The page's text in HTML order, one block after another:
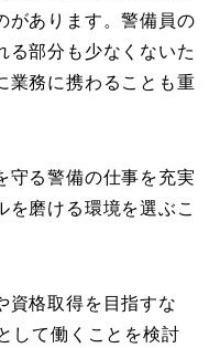
があります。警備員の
る部分も少なくないた
業務に携わることも重
守る警備の仕事を充実
を磨ける環境を選ぶこ
資格取得を目指すな
して働くことを検討